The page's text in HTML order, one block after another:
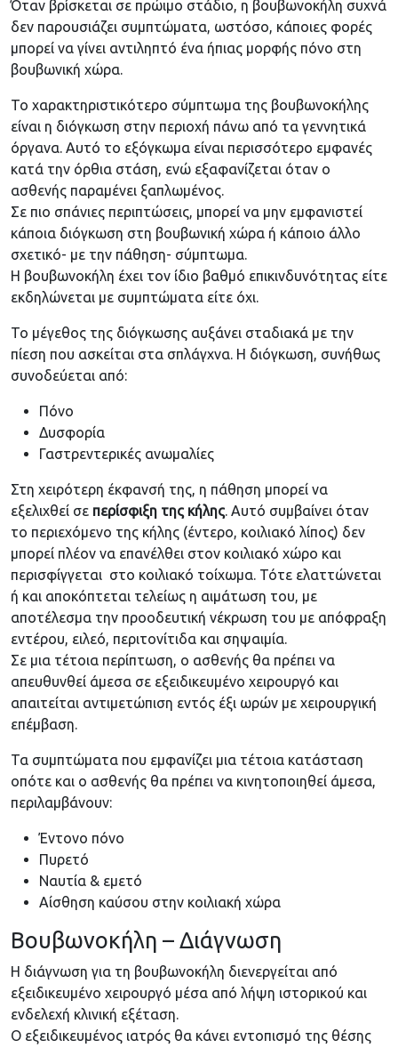
Όταν βρίσκεται σε πρώιμο στάδιο, η βουβωνοκήλη συχνά
δεν παρουσιάζει συμπτώματα, ωστόσο, κάποιες φορές
μπορεί να γίνει αντιληπτό ένα ήπιας μορφής πόνο στη
βουβωνική χώρα.
Το χαρακτηριστικότερο σύμπτωμα της βουβωνοκήλης
είναι η διόγκωση στην περιοχή πάνω από τα γεννητικά
όργανα. Αυτό το εξόγκωμα είναι περισσότερο εμφανές
κατά την όρθια στάση, ενώ εξαφανίζεται όταν ο
ασθενής παραμένει ξαπλωμένος.
Σε πιο σπάνιες περιπτώσεις, μπορεί να μην εμφανιστεί
κάποια διόγκωση στη βουβωνική χώρα ή κάποιο άλλο
σχετικό- με την πάθηση- σύμπτωμα.
Η βουβωνοκήλη έχει τον ίδιο βαθμό επικινδυνότητας είτε
εκδηλώνεται με συμπτώματα είτε όχι.
Το μέγεθος της διόγκωσης αυξάνει σταδιακά με την
πίεση που ασκείται στα σπλάγχνα. Η διόγκωση, συνήθως
συνοδεύεται από:
Πόνο
Δυσφορία
Γαστρεντερικές ανωμαλίες
Στη χειρότερη έκφανσή της, η πάθηση μπορεί να
εξελιχθεί σε περίσφιξη της κήλης. Αυτό συμβαίνει όταν
το περιεχόμενο της κήλης (έντερο, κοιλιακό λίπος) δεν
μπορεί πλέον να επανέλθει στον κοιλιακό χώρο και
περισφίγγεται στο κοιλιακό τοίχωμα. Τότε ελαττώνεται
ή και αποκόπτεται τελείως η αιμάτωση του, με
αποτέλεσμα την προοδευτική νέκρωση του με απόφραξη
εντέρου, ειλεό, περιτονίτιδα και σηψαιμία.
Σε μια τέτοια περίπτωση, ο ασθενής θα πρέπει να
απευθυνθεί άμεσα σε εξειδικευμένο χειρουργό και
απαιτείται αντιμετώπιση εντός έξι ωρών με χειρουργική
επέμβαση.
Τα συμπτώματα που εμφανίζει μια τέτοια κατάσταση
οπότε και ο ασθενής θα πρέπει να κινητοποιηθεί άμεσα,
περιλαμβάνουν:
Έντονο πόνο
Πυρετό
Ναυτία & εμετό
Αίσθηση καύσου στην κοιλιακή χώρα
Βουβωνοκήλη – Διάγνωση
Η διάγνωση για τη βουβωνοκήλη διενεργείται από
εξειδικευμένο χειρουργό μέσα από λήψη ιστορικού και
ενδελεχή κλινική εξέταση.
Ο εξειδικευμένος ιατρός θα κάνει εντοπισμό της θέσης